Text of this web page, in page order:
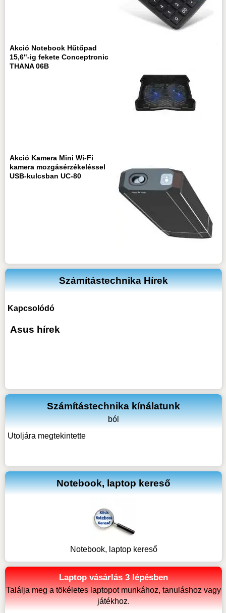
Akció Notebook Hűtőpad
15,6"-ig fekete Conceptronic
THANA 06B
Akció Kamera Mini Wi-Fi
kamera mozgásérzékeléssel
USB-kulcsban UC-80
Számítástechnika Hírek
Kapcsolódó
Asus hírek
Számítástechnika kínálatunk
ból
Utoljára megtekintette
Notebook, laptop kereső
Notebook, laptop kereső
Laptop vásárlás 3 lépésben
Találja meg a tökéletes laptopot munkához, tanuláshoz vagy
játékhoz.